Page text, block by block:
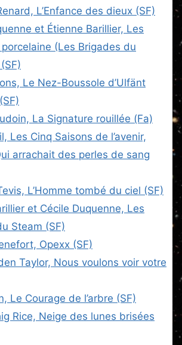
L’Enfance des dieux (SF)
et Étienne Barillier, Les
(Les Brigades du
Le Nez-Boussole d’Ulfänt
La Signature rouillée (Fa)
Les Cinq Saisons de l’avenir,
arrachait des perles de sang
L’Homme tombé du ciel (SF)
et Cécile Duquenne, Les
Steam (SF)
Opexx (SF)
Taylor, Nous voulons voir votre
Le Courage de l’arbre (SF)
Rice, Neige des lunes brisées